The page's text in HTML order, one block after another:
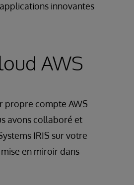
innovantes
AWS
propre compte AWS
avons collaboré et
IRIS sur votre
en miroir dans